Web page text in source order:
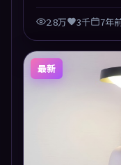
2.8万 3千 7年
最新